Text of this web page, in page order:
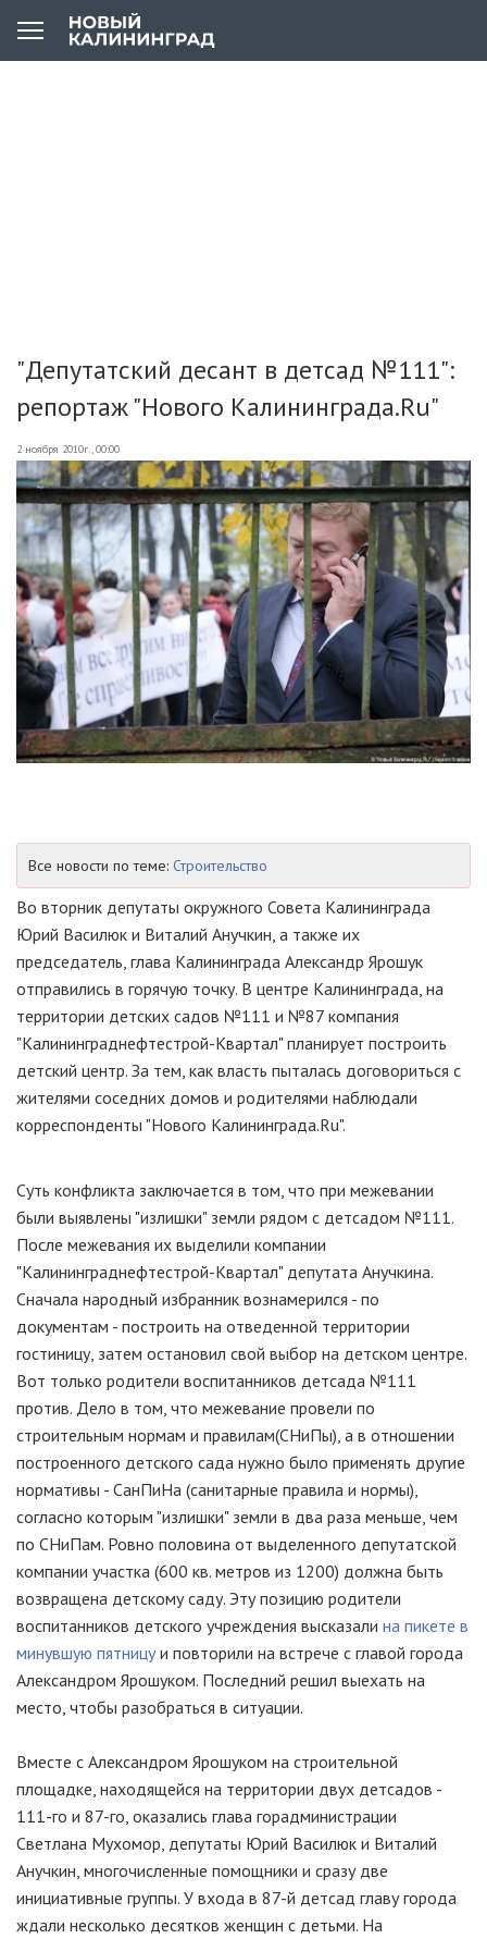
"Депутатский десант в детсад №111":
репортаж "Нового Калининграда.Ru"
2 ноября 2010г., 00:00
Все новости по теме: Строительство
Во вторник депутаты окружного Совета Калининграда
Юрий Василюк и Виталий Анучкин, а также их
председатель, глава Калининграда Александр Ярошук
отправились в горячую точку. В центре Калининграда, на
территории детских садов №111 и №87 компания
"Калининграднефтестрой-Квартал" планирует построить
детский центр. За тем, как власть пыталась договориться с
жителями соседних домов и родителями наблюдали
корреспонденты "Нового Калининграда.Ru".
Суть конфликта заключается в том, что при межевании
были выявлены "излишки" земли рядом с детсадом №111.
После межевания их выделили компании
"Калининграднефтестрой-Квартал" депутата Анучкина.
Сначала народный избранник вознамерился - по
документам - построить на отведенной территории
гостиницу, затем остановил свой выбор на детском центре.
Вот только родители воспитанников детсада №111
против. Дело в том, что межевание провели по
строительным нормам и правилам(СНиПы), а в отношении
построенного детского сада нужно было применять другие
нормативы - СанПиНа (санитарные правила и нормы),
согласно которым "излишки" земли в два раза меньше, чем
по СНиПам. Ровно половина от выделенного депутатской
компании участка (600 кв. метров из 1200) должна быть
возвращена детскому саду. Эту позицию родители
воспитанников детского учреждения высказали на пикете в
минувшую пятницуи повторили на встрече с главой города
Александром Ярошуком. Последний решил выехать на
место, чтобы разобраться в ситуации.
Вместе с Александром Ярошуком на строительной
площадке, находящейся на территории двух детсадов -
111-го и 87-го, оказались глава горадминистрации
Светлана Мухомор, депутаты Юрий Василюк и Виталий
Анучкин, многочисленные помощники и сразу две
инициативные группы. У входа в 87-й детсад главу города
ждали несколько десятков женщин с детьми. На